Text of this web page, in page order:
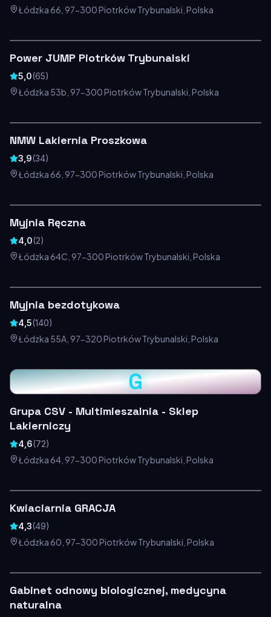
Łódzka 66, 97-300 Piotrków Trybunalski, Polska
Power JUMP Piotrków Trybunalski
5,0(65)
Łódzka 53b, 97-300 Piotrków Trybunalski, Polska
NMW Lakiernia Proszkowa
3,9(34)
Łódzka 66, 97-300 Piotrków Trybunalski, Polska
Myjnia Ręczna
4,0(2)
Łódzka 64C, 97-300 Piotrków Trybunalski, Polska
Myjnia bezdotykowa
4,5(140)
Łódzka 55A, 97-320 Piotrków Trybunalski, Polska
G
Grupa CSV - Multimieszalnia - Sklep
Lakierniczy
4,6(72)
Łódzka 64, 97-300 Piotrków Trybunalski, Polska
Kwiaciarnia GRACJA
4,3(49)
Łódzka 60, 97-300 Piotrków Trybunalski, Polska
Gabinet odnowy biologicznej, medycyna
naturalna